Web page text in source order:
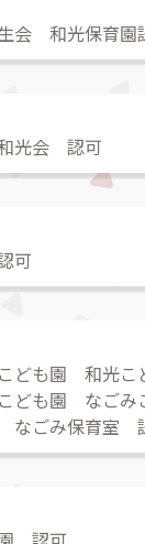
会 和光保育園
光会 認可
可
ども園 和光
ども園 なご
なごみ保育室